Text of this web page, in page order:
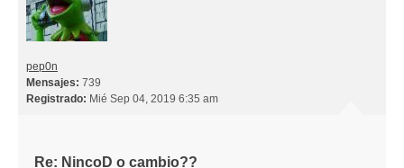
pep0n
Mensajes: 739
Registrado: Mié Sep 04, 2019 6:35 am
Re: NincoD o cambio??